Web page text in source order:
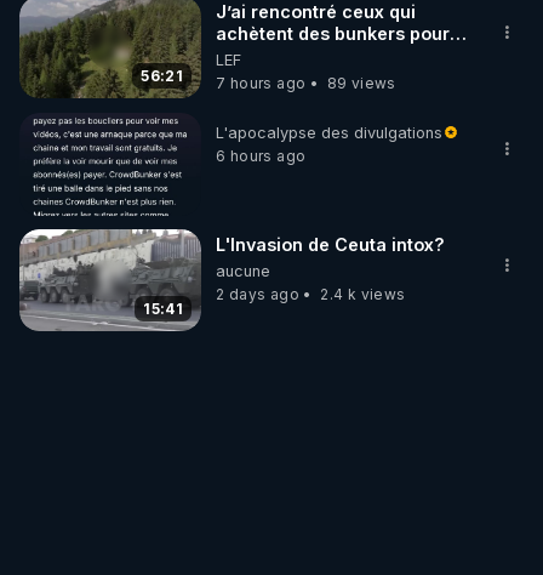
56:21
J’ai rencontré ceux qui
achètent des bunkers pour
survivre à la fin du monde
LEF
7 hours ago
89 views
L'apocalypse des divulgations
6 hours ago
15:41
L'Invasion de Ceuta intox?
aucune
2 days ago
2.4 k views